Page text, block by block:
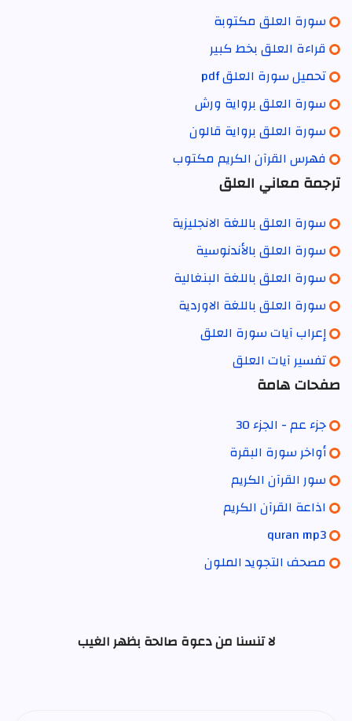
سورة العلق مكتوبة
قراءة العلق بخط كبير
تحميل سورة العلق pdf
سورة العلق برواية ورش
سورة العلق برواية قالون
فهرس القرآن الكريم مكتوب
ترجمة معاني العلق
سورة العلق باللغة الانجليزية
سورة العلق بالأندنوسية
سورة العلق باللغة البنغالية
سورة العلق باللغة الاوردية
إعراب آيات سورة العلق
تفسير آيات العلق
صفحات هامة
جزء عم - الجزء 30
أواخر سورة البقرة
سور القرآن الكريم
اذاعة القرآن الكريم
quran mp3
مصحف التجويد الملون
لا تنسنا من دعوة صالحة بظهر الغيب